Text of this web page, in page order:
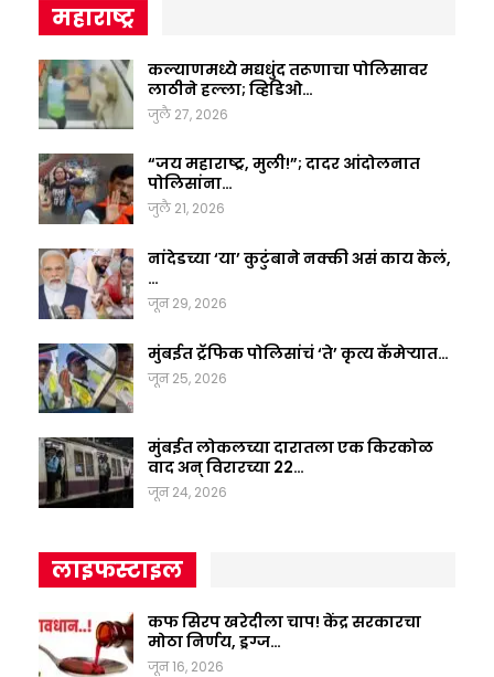
महाराष्ट्र
कल्याणमध्ये मद्यधुंद तरूणाचा पोलिसावर
लाठीने हल्ला; व्हिडिओ…
जुलै 27, 2026
“जय महाराष्ट्र, मुली!”; दादर आंदोलनात
पोलिसांना…
जुलै 21, 2026
नांदेडच्या ‘या’ कुटुंबाने नक्की असं काय केलं,
…
जून 29, 2026
मुंबईत ट्रॅफिक पोलिसांचं ‘ते’ कृत्य कॅमेऱ्यात…
जून 25, 2026
मुंबईत लोकलच्या दारातला एक किरकोळ
वाद अन् विरारच्या 22…
जून 24, 2026
लाइफस्टाइल
कफ सिरप खरेदीला चाप! केंद्र सरकारचा
मोठा निर्णय, ड्रग्ज…
जून 16, 2026